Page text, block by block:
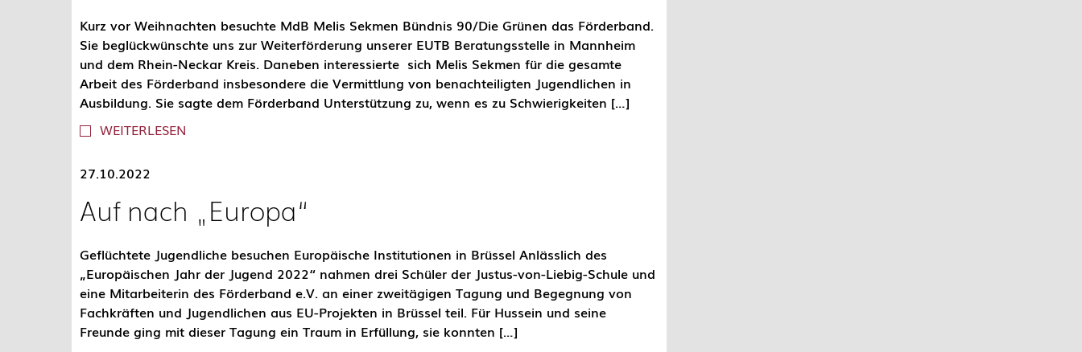
Kurz vor Weihnachten besuchte MdB Melis Sekmen Bündnis 90/Die Grünen das Förderband.
Sie beglückwünschte uns zur Weiterförderung unserer EUTB Beratungsstelle in Mannheim
und dem Rhein-Neckar Kreis. Daneben interessierte sich Melis Sekmen für die gesamte
Arbeit des Förderband insbesondere die Vermittlung von benachteiligten Jugendlichen in
Ausbildung. Sie sagte dem Förderband Unterstützung zu, wenn es zu Schwierigkeiten […]
WEITERLESEN
27.10.2022
Auf nach „Europa“
Geflüchtete Jugendliche besuchen Europäische Institutionen in Brüssel Anlässlich des
„Europäischen Jahr der Jugend 2022“ nahmen drei Schüler der Justus-von-Liebig-Schule und
eine Mitarbeiterin des Förderband e.V. an einer zweitägigen Tagung und Begegnung von
Fachkräften und Jugendlichen aus EU-Projekten in Brüssel teil. Für Hussein und seine
Freunde ging mit dieser Tagung ein Traum in Erfüllung, sie konnten […]